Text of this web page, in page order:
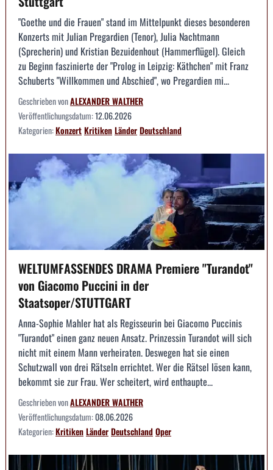
"Goethe und die Frauen" stand im Mittelpunkt dieses besonderen
Konzerts mit Julian Pregardien (Tenor), Julia Nachtmann
(Sprecherin) und Kristian Bezuidenhout (Hammerflügel). Gleich
zu Beginn faszinierte der "Prolog in Leipzig: Käthchen" mit Franz
Schuberts "Willkommen und Abschied", wo Pregardien mi...
Geschrieben vonALEXANDER WALTHER
Veröffentlichungsdatum:12.06.2026
Kategorien:KonzertKritikenLänderDeutschland
WELTUMFASSENDES DRAMA Premiere "Turandot"
von Giacomo Puccini in der
Staatsoper/STUTTGART
Anna-Sophie Mahler hat als Regisseurin bei Giacomo Puccinis
"Turandot" einen ganz neuen Ansatz. Prinzessin Turandot will sich
nicht mit einem Mann verheiraten. Deswegen hat sie einen
Schutzwall von drei Rätseln errichtet. Wer die Rätsel lösen kann,
bekommt sie zur Frau. Wer scheitert, wird enthaupte...
Geschrieben vonALEXANDER WALTHER
Veröffentlichungsdatum:08.06.2026
Kategorien:KritikenLänderDeutschlandOper